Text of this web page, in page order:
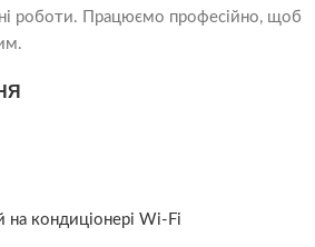
роботи. Працюємо професійно, щоб
на кондиціонері Wi-Fi